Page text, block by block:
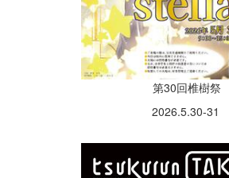
第30回椎樹祭
2026.5.30-31